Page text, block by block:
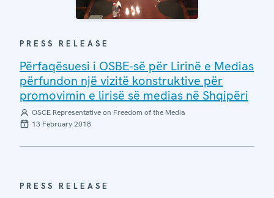
PRESS RELEASE
Përfaqësuesi i OSBE-së për Lirinë e Medias
përfundon një vizitë konstruktive për
promovimin e lirisë së medias në Shqipëri
OSCE Representative on Freedom of the Media
13 February 2018
PRESS RELEASE